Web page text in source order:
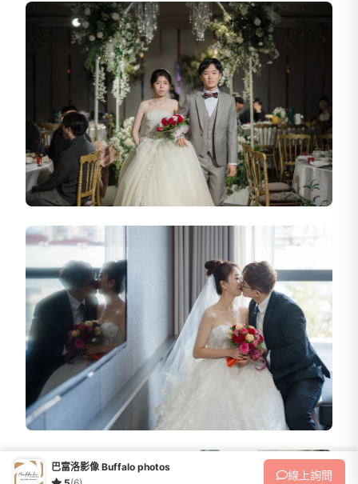
巴富洛影像 Buffalo photos
線上詢問